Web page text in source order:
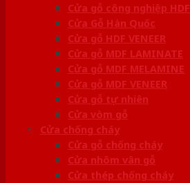
Cửa gỗ công nghiệp HDF
Cửa Gỗ Hàn Quốc
Cửa gỗ HDF VENEER
Cửa gỗ MDF LAMINATE
Cửa gỗ MDF MELAMINE
Cửa gỗ MDF VENEER
Cửa gỗ tự nhiên
Cửa vòm gỗ
Cửa chống cháy
Cửa gỗ chống cháy
Cửa nhôm vân gỗ
Cửa thép chống cháy